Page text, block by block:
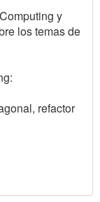
y
los temas de
refactor